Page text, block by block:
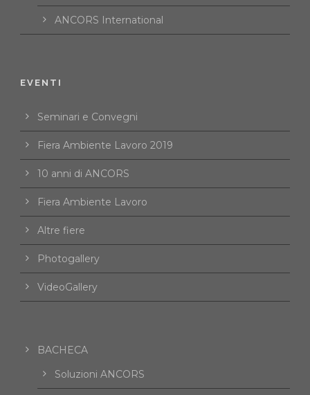
ANCORS International
EVENTI
Seminari e Convegni
Fiera Ambiente Lavoro 2019
10 anni di ANCORS
Fiera Ambiente Lavoro
Altre fiere
Photogallery
VideoGallery
BACHECA
Soluzioni ANCORS